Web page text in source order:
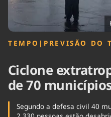
TEMPO | PREVISÃO DO
Ciclone
de 70
Segundo a defesa civil 40